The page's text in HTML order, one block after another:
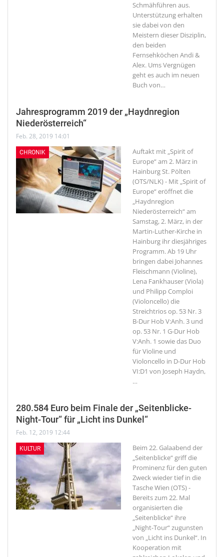
Schmähführen aus.
Unterstützung erhalten
sie dabei von den
Meistern dieser Disziplin,
den beiden
Fernsehköchen Andi &
Alex. Ums Vergnügen
geht es auch im neuen
Buch von…
Jahresprogramm 2019 der „Haydnregion
Niederösterreich“
Feb. 28, 2019 14:01
CHRONIK
Auftakt mit „Spirit of
Europe“ am 2. März in
HainburgSt. Pölten
(OTS/NLK) - Mit „Spirit of
Europe“ eröffnet die
„Haydnregion
Niederösterreich“ am
Samstag, 2. März, in der
Martin-Luther-Kirche in
Hainburg ihr diesjähriges
Programm. Ab 19 Uhr
bringen dabei Johannes
Fleischmann (Violine),
Lena Fankhauser (Viola)
und Philipp Comploi
(Violoncello) die
Streichtrios op. 53 Nr. 3
B-Dur Hob V:Anh. 3 und
op. 53 Nr. 1 G-Dur Hob
V:Anh. 1 sowie das Duo
für Violine und
Violoncello in D-Dur Hob
VI:D1 von Joseph Haydn,
…
280.584 Euro beim Finale der „Seitenblicke-
Night-Tour“ für „Licht ins Dunkel“
Feb. 12, 2019 12:44
KULTUR
Beim 22. Galaabend der
„Seitenblicke“ griff die
Prominenz für den guten
Zweck wieder tief in die
TascheWien (OTS) -
Bereits zum 22. Mal
organisierten die
„Seitenblicke“ ihre
„Night-Tour“ zugunsten
von „Licht ins Dunkel“. In
Kooperation mit